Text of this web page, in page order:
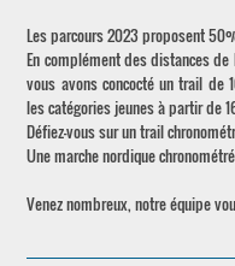
Les parcours 2023 proposent
En complément des distances
vous avons concocté un trail
les catégories jeunes à partir de
Défiez-vous sur un trail
Une marche nordique
Venez nombreux, notre équipe